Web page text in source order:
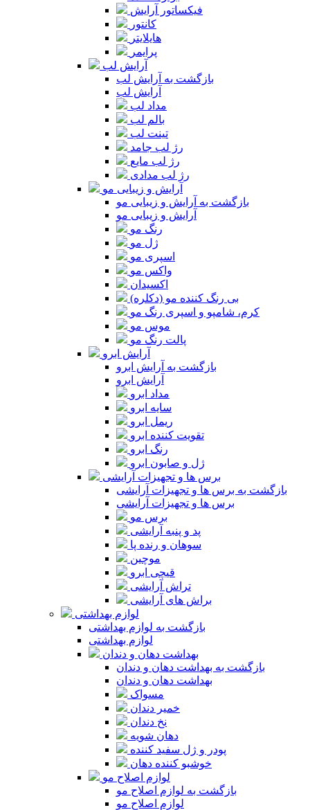
فیکساتور آرایش
کانتور
هایلایتر
پرایمر
آرایش لب
بازگشت به آرایش لب
آرایش لب
مداد لب
بالم لب
تینت لب
رژ لب جامد
رژ لب مایع
رژ لب مدادی
آرایش و زیبایی مو
بازگشت به آرایش و زیبایی مو
آرایش و زیبایی مو
رنگ مو
ژل مو
اسپری مو
واکس مو
اکسیدان
بی رنگ کننده مو (دکلره)
کرم، شامپو و اسپری رنگ مو
موس مو
پالت رنگ مو
آرایش ابرو
بازگشت به آرایش ابرو
آرایش ابرو
مداد ابرو
سایه ابرو
ریمل ابرو
تقویت کننده ابرو
رنگ ابرو
ژل و صابون ابرو
برس ها و تجهیزات آرایشی
بازگشت به برس ها و تجهیزات آرایشی
برس ها و تجهیزات آرایشی
برس مو
پد و پنبه آرایشی
سوهان و رنده پا
موچین
قیچی ابرو
تراش آرایشی
براش های آرایشی
لوازم بهداشتی
بازگشت به لوازم بهداشتی
لوازم بهداشتی
بهداشت دهان و دندان
بازگشت به بهداشت دهان و دندان
بهداشت دهان و دندان
مسواک
خمیر دندان
نخ دندان
دهان شویه
پودر و ژل سفید کننده
خوشبو کننده دهان
لوازم اصلاح مو
بازگشت به لوازم اصلاح مو
لوازم اصلاح مو